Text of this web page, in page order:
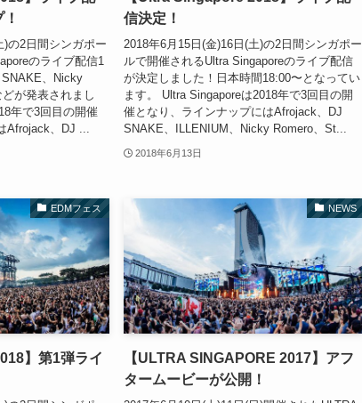
)の2日間シンガポー
のライブ配信1
、Nicky
が発表されまし
年で3回目の開催
Afrojack、DJ ...
信決定！
2018年6月15日(金)16日(土)の2日間シンガポー
ルで開催されるUltra Singaporeのライブ配信
が決定しました！日本時間18:00〜となってい
ます。 Ultra Singaporeは2018年で3回目の開
催となり、ラインナップにはAfrojack、DJ
SNAKE、ILLENIUM、Nicky Romero、St...
2018年6月13日
EDMフェス
】第1弾ライ
NEWS
【ULTRA SINGAPORE 2017】アフ
タームービーが公開！